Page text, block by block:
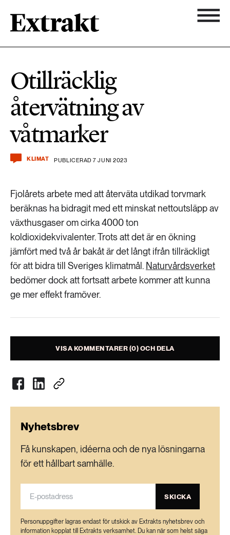
Biologisk mångfald
Hållbara städer
Industri & Energi
Kemikalier
Landsbygd
Livsstil & konsumtion
Mat & jordbruk
Skog
Nyhetsbrev
Om Extrakt
900 ARTIKLAR
584 ARTIKLAR
Hållbara städer
473 ARTIKLAR
Industri & Energi
1492 ARTIKLAR
Klimat
252 ARTIKLAR
Landsbygd
939 ARTIKLAR
612 ARTIKLAR
Mat & jordbruk
262 ARTIKLAR
Skog
360 ARTIKLAR
Social hållbarhet
189 ARTIKLAR
Otillräcklig
återvätning av
våtmarker
KLIMAT PUBLICERAD 7 JUNI 2023
Fjolårets arbete med att återväta utdikad torvmark
beräknas ha bidragit med ett minskat nettoutsläpp av
växthusgaser om cirka 4000 ton
koldioxidekvivalenter. Trots att det är en ökning
jämfört med två år bakåt är det långt ifrån tillräckligt
för att bidra till Sveriges klimatmål. Naturvårdsverket
bedömer dock att fortsatt arbete kommer att kunna
ge mer effekt framöver.
VISA KOMMENTARER (0) OCH DELA
Nyhetsbrev
Få kunskapen, idéerna och de nya lösningarna
för ett hållbart samhälle.
SKICKA
Personuppgifter lagras endast för utskick av Extrakts nyhetsbrev och
information kopplat till Extrakts verksamhet. Du kan när som helst säga